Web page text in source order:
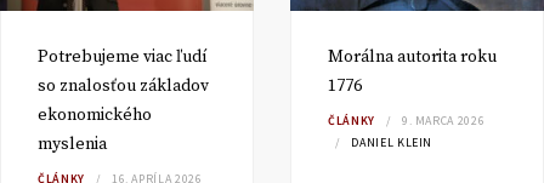
Potrebujeme viac ľudí
so znalosťou základov
ekonomického
myslenia
ČLÁNKY
16. APRÍLA 2026
Morálna autorita roku
1776
ČLÁNKY
9. MARCA 2026
DANIEL KLEIN